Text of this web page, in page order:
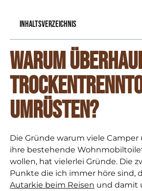
Inhaltsverzeichnis
Warum
Trockentrenn
umrüsten?
Die Gründe warum viele Camper
ihre bestehende
wollen, hat vielerlei Gründe. Die
Punkte die ich immer höre sind,
Autarkie beim Reisen und damit